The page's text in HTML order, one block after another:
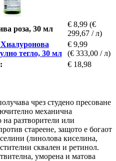
роза, 30 мл
€ 8,99 (€
299,67 / л)
тегло, 30 мл
€ 9,99
(€ 333,00 / л)
€ 18,98
чрез студено пресоване
механична
на разтворители или
стареене, защото е богаот
(линолова киселина,
сквален и ретинол.
уморена и матова